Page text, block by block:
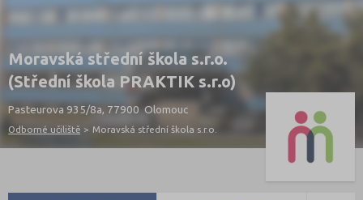
Moravská střední škola s.r.o.
(Střední škola PRAKTIK s.r.o)
Pasteurova 935/8a, 77900 Olomouc
Odborné učiliště > Moravská střední škola s.r.o.